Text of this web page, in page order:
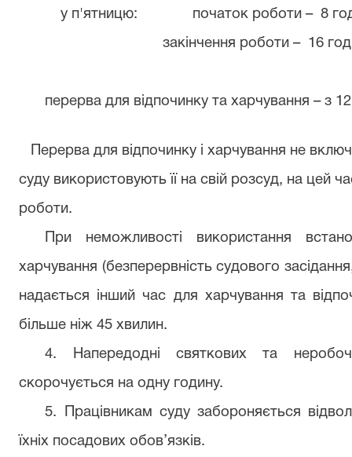
у п'ятницю: початок роботи– 8
закінчення роботи– 16
перерва для відпочинку та харчування–з 12
Перерва для відпочинку і харчування не
суду використовують її на свій розсуд, на цей
роботи.
При неможливості використання
харчування (безперервність судового
надається інший час для харчування та
більше ніж 45 хвилин.
4. Напередодні святкових та
скорочується на одну годину.
5. Працівникам суду забороняється
їхніх посадових обов’язків.